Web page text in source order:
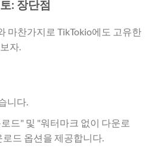
: 장단점
마찬가지로 TikTokio에도 고유한
자.
니다.
드" 및 "워터마크 없이 다운로
드 옵션을 제공합니다.